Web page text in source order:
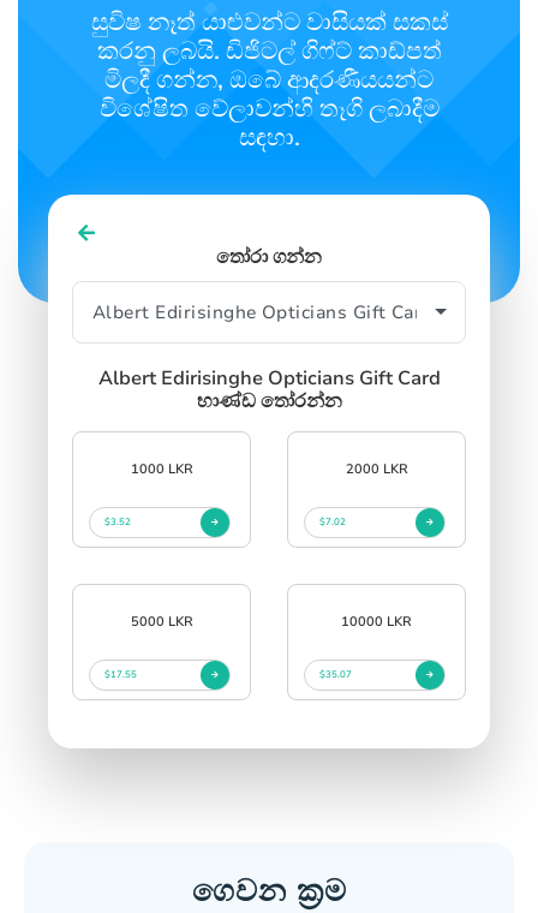
SIGN INSIGN UP
සුවිෂ නෑත් යාළුවන්ට වාසියක් සකස්
කරනු ලබයි. ඩිජිටල් ගිෆ්ට් කාඩ්පත්
මිලදී ගන්න, ඔබේ ආදරණීයයන්ට
විශේෂිත වේලාවන්හි තෑගි ලබාදීම
සඳහා.
තෝරා ගන්න
Albert Edirisinghe Opticians Gift Card
භාණ්ඩ තෝරන්න
1000 LKR
$3.52
2000 LKR
$7.02
5000 LKR
$17.55
10000 LKR
$35.07
ගෙවන ක්‍රම